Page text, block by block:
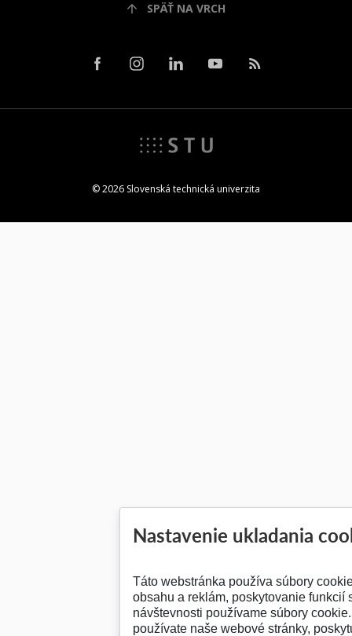
SPÄŤ NA VRCH
© 2026 Slovenská technická univerzita
Nastavenie ukladania
Táto webstránka používa súbory
obsahu a reklám, poskytovanie funkcií
návštevnosti používame súbory
používate naše webové stránky,